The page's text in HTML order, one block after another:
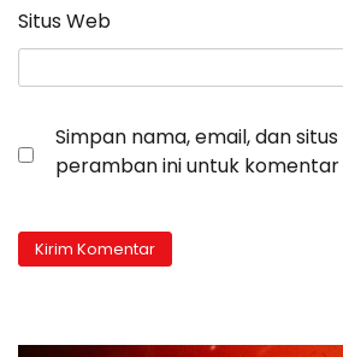
Situs Web
Simpan nama, email, dan
peramban ini untuk